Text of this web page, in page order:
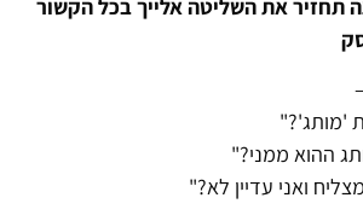
תחזיר את השליטה אלייך בכל הקשור
'מותג'?"
ההוא ממני?"
ואני עדיין לא?"